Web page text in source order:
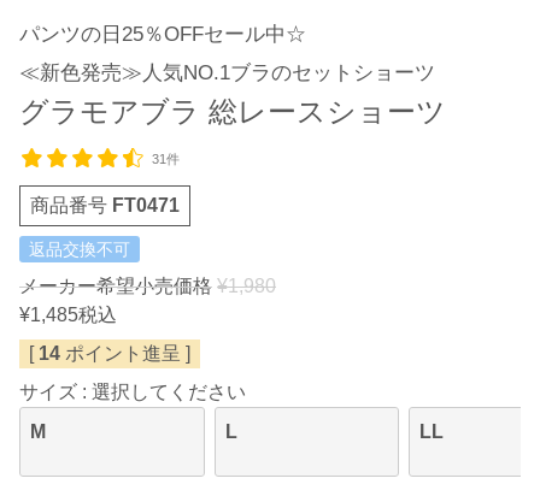
パンツの日25％OFFセール中☆
≪新色発売≫人気NO.1ブラのセットショーツ
グラモアブラ 総レースショーツ
31件
商品番号 FT0471
返品交換不可
メーカー希望小売価格 ¥1,980
¥1,485税込
[ 14 ポイント進呈 ]
サイズ
選択してください
M
L LL